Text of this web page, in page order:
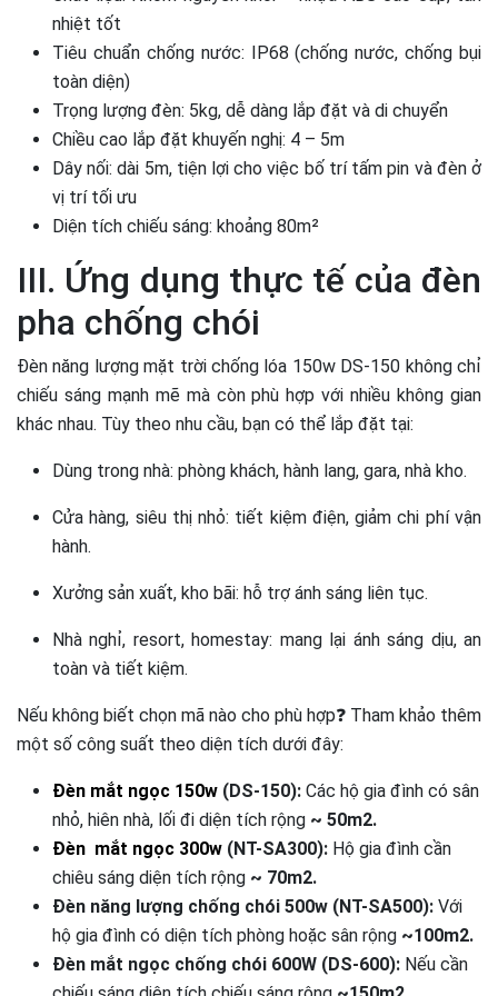
nhiệt tốt
Tiêu chuẩn chống nước: IP68 (chống nước, chống bụi
toàn diện)
Trọng lượng đèn: 5kg, dễ dàng lắp đặt và di chuyển
Chiều cao lắp đặt khuyến nghị: 4 – 5m
Dây nối: dài 5m, tiện lợi cho việc bố trí tấm pin và đèn ở
vị trí tối ưu
Diện tích chiếu sáng: khoảng 80m²
III. Ứng dụng thực tế của đèn
pha chống chói
Đèn năng lượng mặt trời chống lóa 150w DS-150 không chỉ
chiếu sáng mạnh mẽ mà còn phù hợp với nhiều không gian
khác nhau. Tùy theo nhu cầu, bạn có thể lắp đặt tại:
Dùng trong nhà: phòng khách, hành lang, gara, nhà kho.
Cửa hàng, siêu thị nhỏ: tiết kiệm điện, giảm chi phí vận
hành.
Xưởng sản xuất, kho bãi: hỗ trợ ánh sáng liên tục.
Nhà nghỉ, resort, homestay: mang lại ánh sáng dịu, an
toàn và tiết kiệm.
Nếu không biết chọn mã nào cho phù hợp❓ Tham khảo thêm
một số công suất theo diện tích dưới đây:
Đèn mắt ngọc 150w (DS-150): Các hộ gia đình có sân
nhỏ, hiên nhà, lối đi diện tích rộng ~ 50m2.
Đèn mắt ngọc 300w (NT-SA300): Hộ gia đình cần
chiêu sáng diện tích rộng ~ 70m2.
Đèn năng lượng chống chói 500w (NT-SA500): Với
hộ gia đình có diện tích phòng hoặc sân rộng ~100m2.
Đèn mắt ngọc chống chói 600W (DS-600): Nếu cần